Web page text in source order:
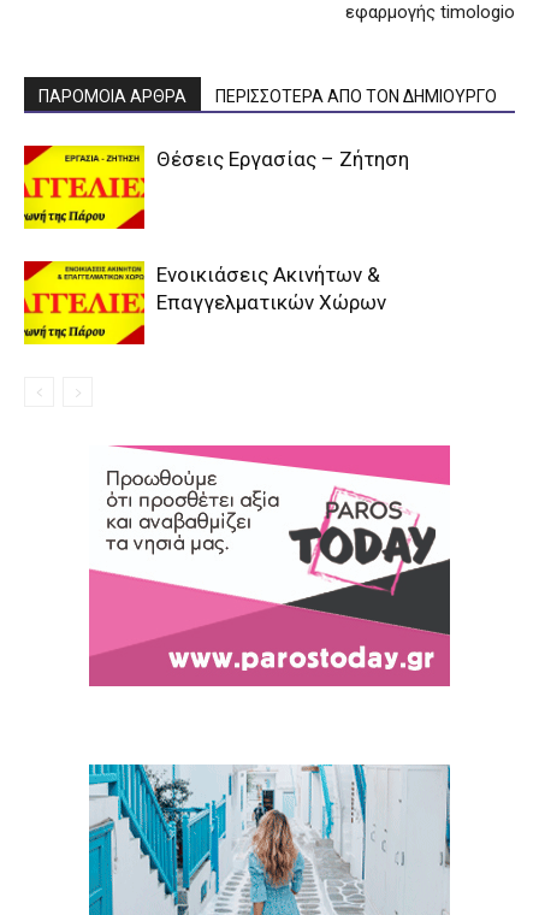
εφαρμογής timologio
ΠΑΡΟΜΟΙΑ ΑΡΘΡΑ ΠΕΡΙΣΣΟΤΕΡΑ ΑΠΟ ΤΟΝ ΔΗΜΙΟΥΡΓΟ
Θέσεις Εργασίας – Ζήτηση
Ενοικιάσεις Ακινήτων &
Επαγγελματικών Χώρων